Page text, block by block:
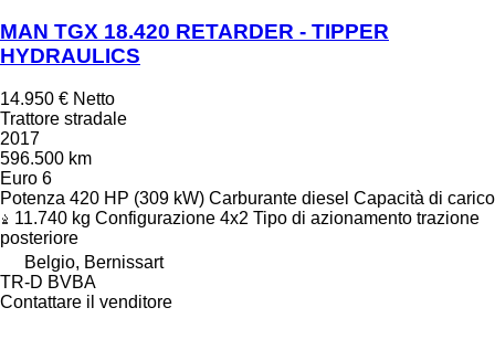
MAN TGX 18.420 RETARDER - TIPPER
HYDRAULICS
14.950 € Netto
Trattore stradale
2017
596.500 km
Euro 6
Potenza 420 HP (309 kW) Carburante diesel Capacità di carico
11.740 kg Configurazione 4x2 Tipo di azionamento trazione
posteriore
Belgio, Bernissart
TR-D BVBA
Contattare il venditore